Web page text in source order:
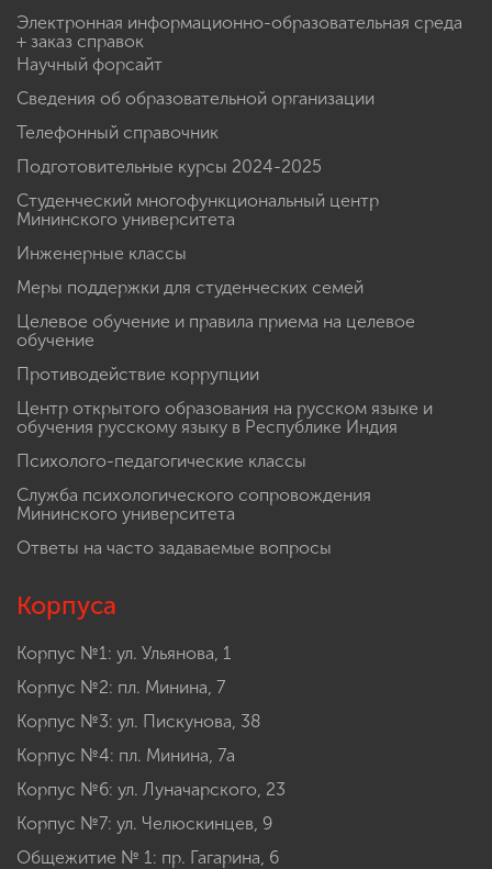
Электронная информационно-образовательная среда
+ заказ справок
Научный форсайт
Сведения об образовательной организации
Телефонный справочник
Подготовительные курсы 2024-2025
Студенческий многофункциональный центр
Мининского университета
Инженерные классы
Меры поддержки для студенческих семей
Целевое обучение и правила приема на целевое
обучение
Противодействие коррупции
Центр открытого образования на русском языке и
обучения русскому языку в Республике Индия
Психолого-педагогические классы
Служба психологического сопровождения
Мининского университета
Ответы на часто задаваемые вопросы
Корпуса
Корпус №1: ул. Ульянова, 1
Корпус №2: пл. Минина, 7
Корпус №3: ул. Пискунова, 38
Корпус №4: пл. Минина, 7а
Корпус №6: ул. Луначарского, 23
Корпус №7: ул. Челюскинцев, 9
Общежитие № 1: пр. Гагарина, 6